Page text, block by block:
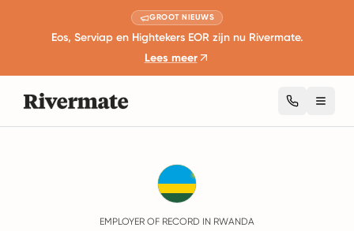
GROOT NIEUWS
Eos, Serviap en Hightekers EOR zijn nu Rivermate.
Lees meer
EMPLOYER OF RECORD IN RWANDA